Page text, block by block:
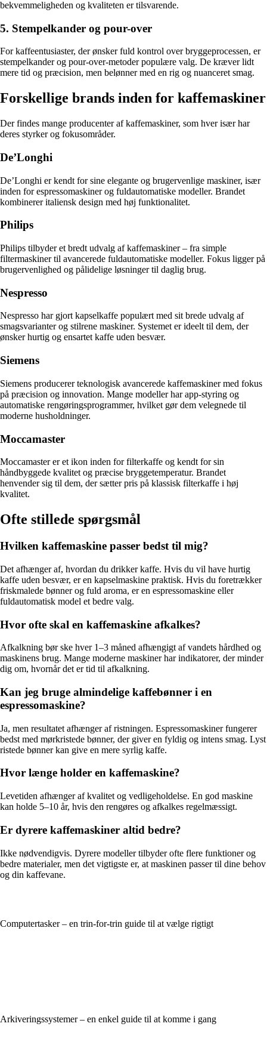
bekvemmeligheden og kvaliteten er tilsvarende.
5. Stempelkander og pour-over
For kaffeentusiaster, der ønsker fuld kontrol over bryggeprocessen, er
stempelkander og pour-over-metoder populære valg. De kræver lidt
mere tid og præcision, men belønner med en rig og nuanceret smag.
Forskellige brands inden for kaffemaskiner
Der findes mange producenter af kaffemaskiner, som hver især har
deres styrker og fokusområder.
De’Longhi
De’Longhi er kendt for sine elegante og brugervenlige maskiner, især
inden for espressomaskiner og fuldautomatiske modeller. Brandet
kombinerer italiensk design med høj funktionalitet.
Philips
Philips tilbyder et bredt udvalg af kaffemaskiner – fra simple
filtermaskiner til avancerede fuldautomatiske modeller. Fokus ligger på
brugervenlighed og pålidelige løsninger til daglig brug.
Nespresso
Nespresso har gjort kapselkaffe populært med sit brede udvalg af
smagsvarianter og stilrene maskiner. Systemet er ideelt til dem, der
ønsker hurtig og ensartet kaffe uden besvær.
Siemens
Siemens producerer teknologisk avancerede kaffemaskiner med fokus
på præcision og innovation. Mange modeller har app-styring og
automatiske rengøringsprogrammer, hvilket gør dem velegnede til
moderne husholdninger.
Moccamaster
Moccamaster er et ikon inden for filterkaffe og kendt for sin
håndbyggede kvalitet og præcise bryggetemperatur. Brandet
henvender sig til dem, der sætter pris på klassisk filterkaffe i høj
kvalitet.
Ofte stillede spørgsmål
Hvilken kaffemaskine passer bedst til mig?
Det afhænger af, hvordan du drikker kaffe. Hvis du vil have hurtig
kaffe uden besvær, er en kapselmaskine praktisk. Hvis du foretrækker
friskmalede bønner og fuld aroma, er en espressomaskine eller
fuldautomatisk model et bedre valg.
Hvor ofte skal en kaffemaskine afkalkes?
Afkalkning bør ske hver 1–3 måned afhængigt af vandets hårdhed og
maskinens brug. Mange moderne maskiner har indikatorer, der minder
dig om, hvornår det er tid til afkalkning.
Kan jeg bruge almindelige kaffebønner i en
espressomaskine?
Ja, men resultatet afhænger af ristningen. Espressomaskiner fungerer
bedst med mørkristede bønner, der giver en fyldig og intens smag. Lyst
ristede bønner kan give en mere syrlig kaffe.
Hvor længe holder en kaffemaskine?
Levetiden afhænger af kvalitet og vedligeholdelse. En god maskine
kan holde 5–10 år, hvis den rengøres og afkalkes regelmæssigt.
Er dyrere kaffemaskiner altid bedre?
Ikke nødvendigvis. Dyrere modeller tilbyder ofte flere funktioner og
bedre materialer, men det vigtigste er, at maskinen passer til dine behov
og din kaffevane.
Computertasker – en trin-for-trin guide til at vælge rigtigt
Arkiveringssystemer – en enkel guide til at komme i gang